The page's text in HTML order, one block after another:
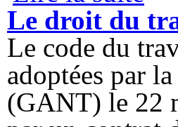
Le droit du
Le code du
adoptées par
(GANT) le 22